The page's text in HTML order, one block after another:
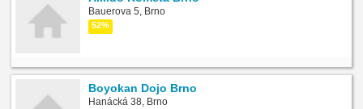
Bauerova 5, Brno
52%
Boyokan Dojo Brno
Hanácká 38, Brno